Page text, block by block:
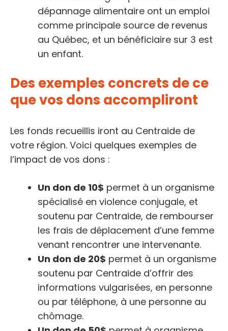
dépannage alimentaire ont un emploi
comme principale source de revenus
au Québec, et un bénéficiaire sur 3 est
un enfant.
Des exemples concrets de ce
que vos dons accompliront
Les fonds recueillis iront au Centraide de
votre région. Voici quelques exemples de
l’impact de vos dons :
Un don de 10$ permet à un organisme
spécialisé en violence conjugale, et
soutenu par Centraide, de rembourser
les frais de déplacement d’une femme
venant rencontrer une intervenante.
Un don de 20$ permet à un organisme
soutenu par Centraide d’offrir des
informations vulgarisées, en personne
ou par téléphone, à une personne au
chômage.